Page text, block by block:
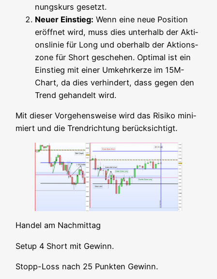
nungs­kurs gesetzt.
Neu­er Ein­stieg: Wenn eine neue Posi­ti­on
eröff­net wird, muss dies unter­halb der Akti­
ons­li­nie für Long und ober­halb der Akti­ons­
zo­ne für Short gesche­hen. Opti­mal ist ein
Ein­stieg mit einer Umkehr­ker­ze im 15M-
Chart, da dies ver­hin­dert, dass gegen den
Trend gehan­delt wird.
Mit die­ser Vor­ge­hens­wei­se wird das Risi­ko mini­
miert und die Trend­rich­tung berücksichtigt.
Han­del am Nachmittag
Set­up 4 Short mit Gewinn.
Stopp-Loss nach 25 Punk­ten Gewinn.